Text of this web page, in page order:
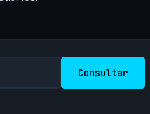
Consultar